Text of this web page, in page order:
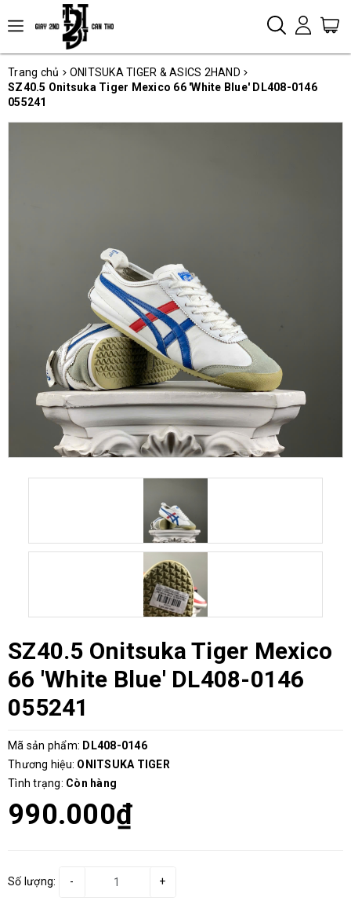
Trang chủ
ONITSUKA TIGER & ASICS 2HAND
SZ40.5 Onitsuka Tiger Mexico 66 'White Blue' DL408-0146
055241
SZ40.5 Onitsuka Tiger Mexico
66 'White Blue' DL408-0146
055241
Mã sản phẩm: DL408-0146
Thương hiệu: ONITSUKA TIGER
Tình trạng: Còn hàng
990.000₫
Số lượng: +
-